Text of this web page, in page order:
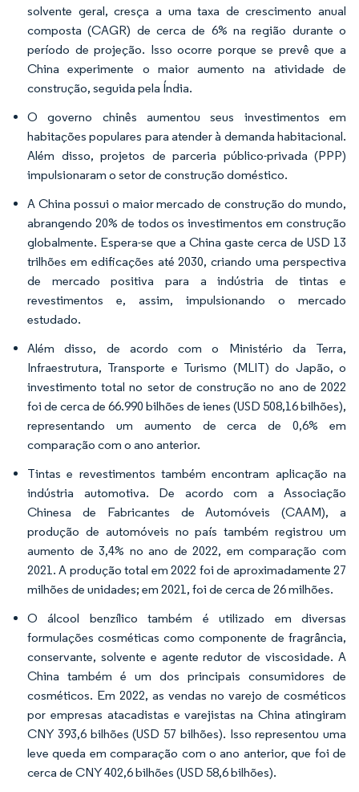
solvente geral, cresça a uma taxa de crescimento anual
composta (CAGR) de cerca de 6% na região durante o
período de projeção. Isso ocorre porque se prevê que a
China experimente o maior aumento na atividade de
construção, seguida pela Índia.
O governo chinês aumentou seus investimentos em
habitações populares para atender à demanda habitacional.
Além disso, projetos de parceria público-privada (PPP)
impulsionaram o setor de construção doméstico.
A China possui o maior mercado de construção do mundo,
abrangendo 20% de todos os investimentos em construção
globalmente. Espera-se que a China gaste cerca de USD 13
trilhões em edificações até 2030, criando uma perspectiva
de mercado positiva para a indústria de tintas e
revestimentos e, assim, impulsionando o mercado
estudado.
Além disso, de acordo com o Ministério da Terra,
Infraestrutura, Transporte e Turismo (MLIT) do Japão, o
investimento total no setor de construção no ano de 2022
foi de cerca de 66.990 bilhões de ienes (USD 508,16 bilhões),
representando um aumento de cerca de 0,6% em
comparação com o ano anterior.
Tintas e revestimentos também encontram aplicação na
indústria automotiva. De acordo com a Associação
Chinesa de Fabricantes de Automóveis (CAAM), a
produção de automóveis no país também registrou um
aumento de 3,4% no ano de 2022, em comparação com
2021. A produção total em 2022 foi de aproximadamente 27
milhões de unidades; em 2021, foi de cerca de 26 milhões.
O álcool benzílico também é utilizado em diversas
formulações cosméticas como componente de fragrância,
conservante, solvente e agente redutor de viscosidade. A
China também é um dos principais consumidores de
cosméticos. Em 2022, as vendas no varejo de cosméticos
por empresas atacadistas e varejistas na China atingiram
CNY 393,6 bilhões (USD 57 bilhões). Isso representou uma
leve queda em comparação com o ano anterior, que foi de
cerca de CNY 402,6 bilhões (USD 58,6 bilhões).